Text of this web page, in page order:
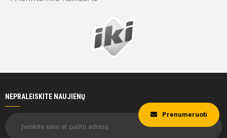
NEPRALEISKITE NAUJIENŲ
Prenumeruoti